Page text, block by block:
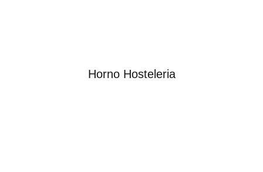
Horno Hosteleria